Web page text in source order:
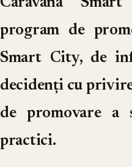
Caravana
program de
Smart City, de
decidenți cu
de promovare a
practici.